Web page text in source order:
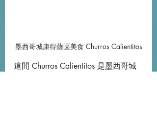
墨西哥城康得薩區美食 Churros Calientitos
這間 Churros Calientitos 是墨西哥城